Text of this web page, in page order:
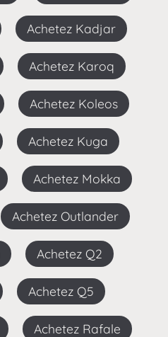
Achetez Kadjar
Achetez Karoq
Achetez Koleos
Achetez Kuga
Achetez Mokka
Achetez Outlander
Achetez Q2
Achetez Q5
Achetez Rafale